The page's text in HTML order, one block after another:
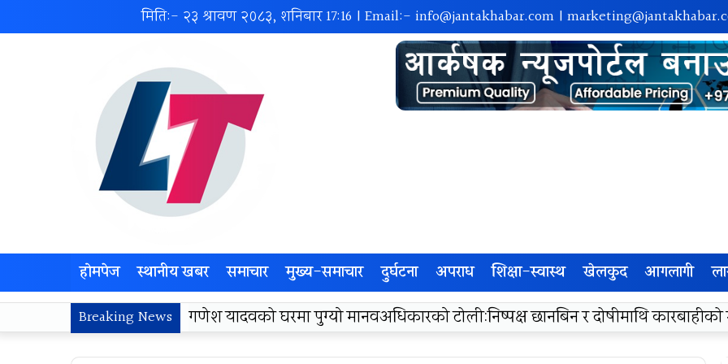
मिति:- २३ श्रावण २०८३, शनिबार17:16 | Email:- info@jantakhabar.com |
होमपेज स्थानीय खबर समाचार मुख्य-समाचार दुर्घटना अपराध शिक्षा-स्वास्थ खेलकुद आगलागी
Breaking News लोकज्योती उत्थान केन्द्रद्वारा अम्बासमा १०५ विपन्न विद्यार्थीलाई शैक्षिक तथा खेलकुद